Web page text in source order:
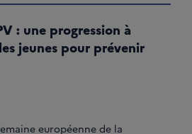
: une progression à
jeunes pour prévenir
européenne de la